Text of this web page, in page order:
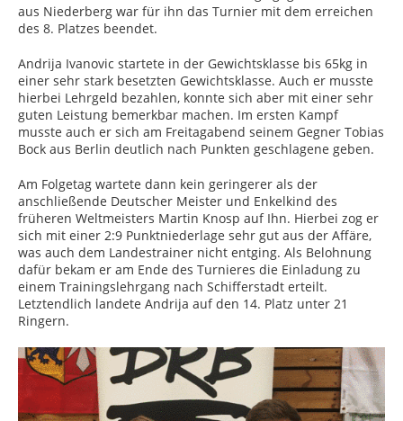
aus Niederberg war für ihn das Turnier mit dem erreichen
des 8. Platzes beendet.
Andrija Ivanovic startete in der Gewichtsklasse bis 65kg in
einer sehr stark besetzten Gewichtsklasse. Auch er musste
hierbei Lehrgeld bezahlen, konnte sich aber mit einer sehr
guten Leistung bemerkbar machen. Im ersten Kampf
musste auch er sich am Freitagabend seinem Gegner Tobias
Bock aus Berlin deutlich nach Punkten geschlagene geben.
Am Folgetag wartete dann kein geringerer als der
anschließende Deutscher Meister und Enkelkind des
früheren Weltmeisters Martin Knosp auf Ihn. Hierbei zog er
sich mit einer 2:9 Punktniederlage sehr gut aus der Affäre,
was auch dem Landestrainer nicht entging. Als Belohnung
dafür bekam er am Ende des Turnieres die Einladung zu
einem Trainingslehrgang nach Schifferstadt erteilt.
Letztendlich landete Andrija auf den 14. Platz unter 21
Ringern.